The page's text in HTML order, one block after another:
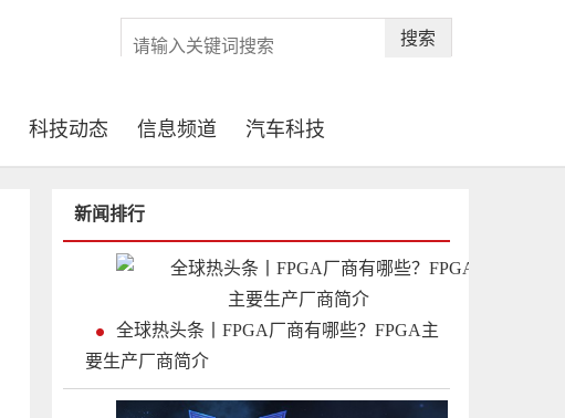
搜索
科技动态 信息频道 汽车科技
新闻排行
全球热头条丨FPGA厂商有哪些？FPGA主
要生产厂商简介